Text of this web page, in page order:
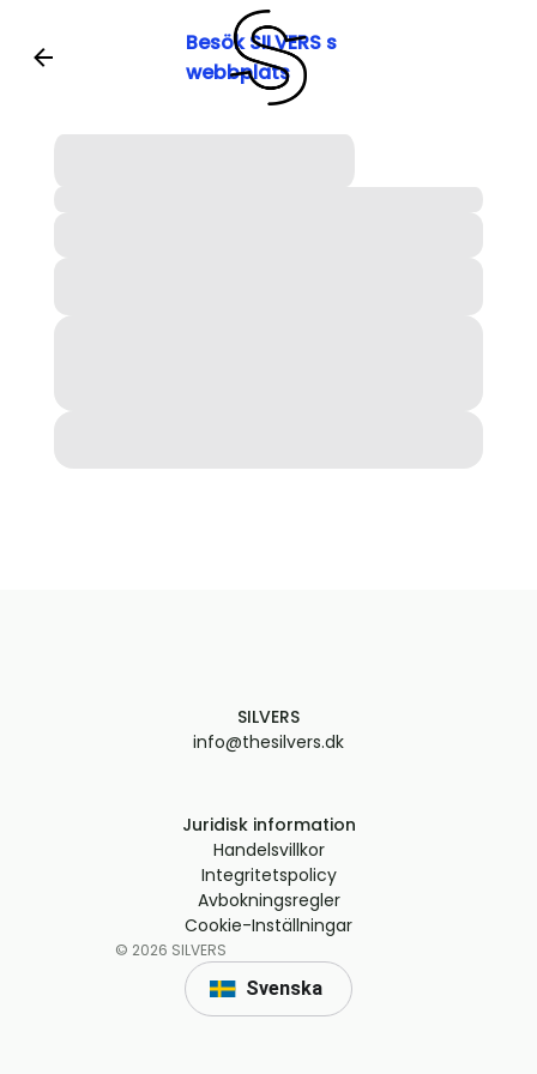
Besök SILVERS s
webbplats
SILVERS
info@thesilvers.dk
Juridisk information
Handelsvillkor
Integritetspolicy
Avbokningsregler
Cookie-Inställningar
© 2026 SILVERS
Svenska